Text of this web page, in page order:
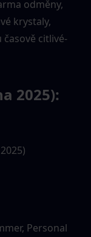
odměny,
krystaly,
citlivé-
2025):
Personal